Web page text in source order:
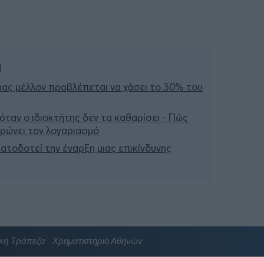
μέλλον προβλέπεται να χάσει το 30% του
ο ιδιοκτήτης δεν τα καθαρίσει - Πώς
τον λογαριασμό
την έναρξη μιας επικίνδυνης
Τράπεζα Χρηματιστήριο Αθηνών